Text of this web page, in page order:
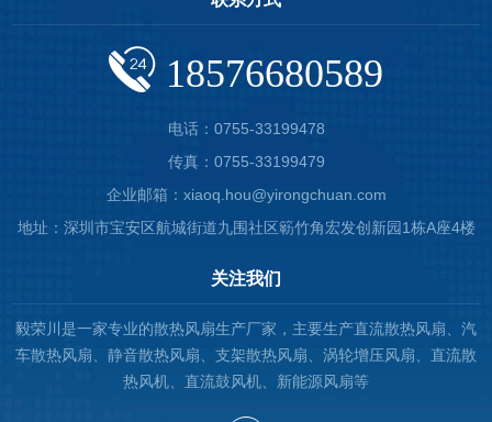
18576680589
电话：0755-33199478
传真：0755-33199479
企业邮箱：xiaoq.hou@yirongchuan.com
地址：深圳市宝安区航城街道九围社区簕竹角宏发创新园1栋A座4楼
关注我们
毅荣川是一家专业的散热风扇生产厂家，主要生产直流散热风扇、汽
车散热风扇、静音散热风扇、支架散热风扇、涡轮增压风扇、直流散
热风机、直流鼓风机、新能源风扇等